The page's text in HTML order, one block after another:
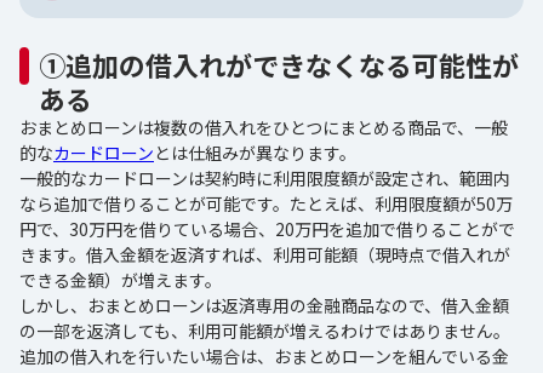
①追加の借入れができなくなる可能性が
ある
おまとめローンは複数の借入れをひとつにまとめる商品で、一般
的なカードローンとは仕組みが異なります。
一般的なカードローンは契約時に利用限度額が設定され、範囲内
なら追加で借りることが可能です。たとえば、利用限度額が50万
円で、30万円を借りている場合、20万円を追加で借りることがで
きます。借入金額を返済すれば、利用可能額（現時点で借入れが
できる金額）が増えます。
しかし、おまとめローンは返済専用の金融商品なので、借入金額
の一部を返済しても、利用可能額が増えるわけではありません。
追加の借入れを行いたい場合は、おまとめローンを組んでいる金